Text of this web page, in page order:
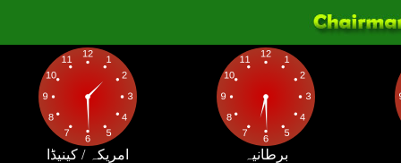
امریکہ / کینیڈا برطانیہ